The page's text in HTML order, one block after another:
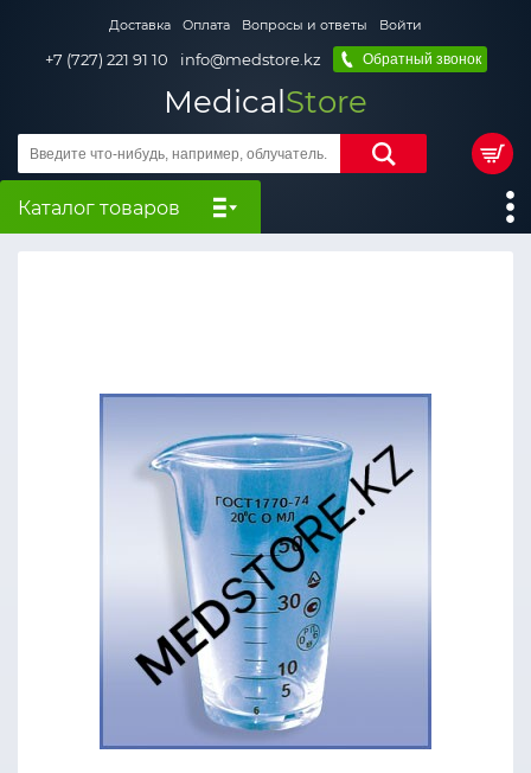
Доставка Оплата Вопросы и ответы Войти
+7 (727) 221 91 10 info@medstore.kz Обратный звонок
MedicalStore
Каталог товаров